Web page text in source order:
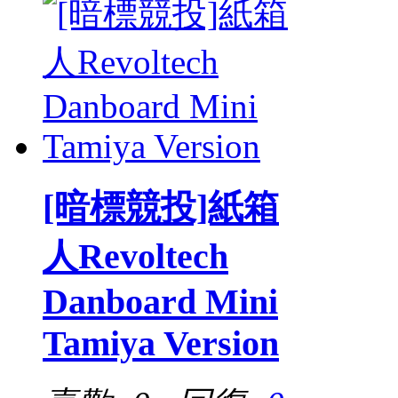
[暗標競投]紙箱
人Revoltech
Danboard Mini
Tamiya Version